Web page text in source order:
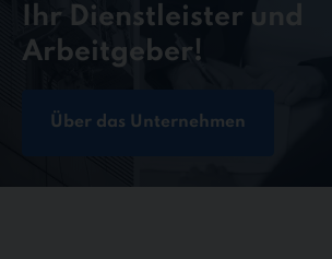
Ihr Dienstleister und
Arbeitgeber!
Über das Unternehmen